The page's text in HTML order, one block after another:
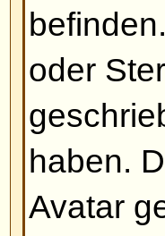
Beachten
Beiträge
geantwortet
Nach oben
Wie kann
Um eine